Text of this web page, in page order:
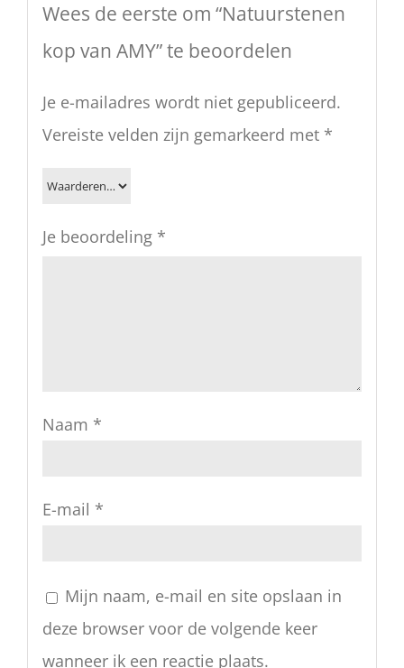
Wees de eerste om “Natuurstenen
kop van AMY” te beoordelen
Je e-mailadres wordt niet gepubliceerd.
Vereiste velden zijn gemarkeerd met *
Je beoordeling *
Naam *
E-mail *
Mijn naam, e-mail en site opslaan in
deze browser voor de volgende keer
wanneer ik een reactie plaats.